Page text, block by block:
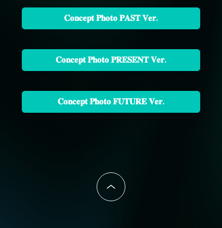
𝐂𝐨𝐧𝐜𝐞𝐩𝐭 𝐏𝐡𝐨𝐭𝐨 𝐏𝐀𝐒𝐓 𝐕𝐞𝐫.
𝐂𝐨𝐧𝐜𝐞𝐩𝐭 𝐏𝐡𝐨𝐭𝐨 𝐏𝐑𝐄𝐒𝐄𝐍𝐓 𝐕𝐞𝐫.
𝐂𝐨𝐧𝐜𝐞𝐩𝐭 𝐏𝐡𝐨𝐭𝐨 𝐅𝐔𝐓𝐔𝐑𝐄 𝐕𝐞𝐫.